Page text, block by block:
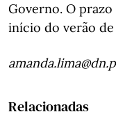
Governo. O
início do verão de
Relacionadas